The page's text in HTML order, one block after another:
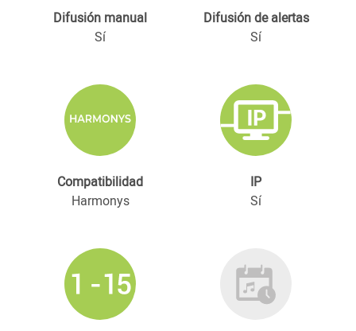
Difusión manual
Sí
Difusión de alertas
Sí
Compatibilidad
Harmonys
IP
Sí